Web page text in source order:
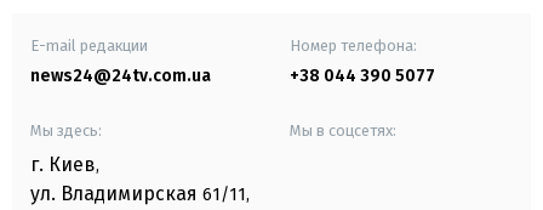
E-mail редакции
news24@24tv.com.ua
Номер телефона:
+38 044 390 5077
Мы здесь:
г. Киев,
ул. Владимирская 61/11,
Мы в соцсетях: